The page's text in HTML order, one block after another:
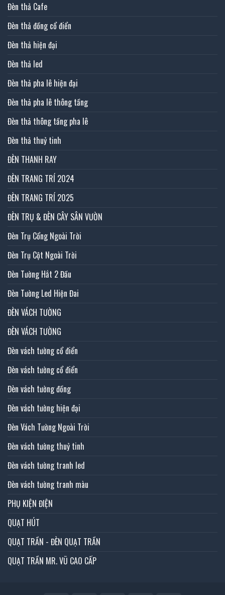
Đèn thả Cafe
Đèn thả đồng cổ điển
Đèn thả hiện đại
Đèn thả led
Đèn thả pha lê hiện đại
Đèn thả pha lê thông tầng
Đèn thả thông tầng pha lê
Đèn thả thuỷ tinh
ĐÈN THANH RAY
ĐÈN TRANG TRÍ 2024
ĐÈN TRANG TRÍ 2025
ĐÈN TRỤ & ĐÈN CÂY SÂN VƯỜN
Đèn Trụ Cổng Ngoài Trời
Đèn Trụ Cột Ngoài Trời
Đèn Tường Hắt 2 Đầu
Đèn Tường Led Hiện Đai
ĐÈN VÁCH TƯỜNG
ĐÈN VÁCH TƯỜNG
Đèn vách tường cổ điển
Đèn vách tường cổ điển
Đèn vách tường đồng
Đèn vách tường hiện đại
Đèn Vách Tường Ngoài Trời
Đèn vách tường thuỷ tinh
Đèn vách tường tranh led
Đèn vách tường tranh màu
PHỤ KIỆN ĐIỆN
QUẠT HÚT
QUẠT TRẦN - ĐÈN QUẠT TRẦN
QUẠT TRẦN MR. VŨ CAO CẤP